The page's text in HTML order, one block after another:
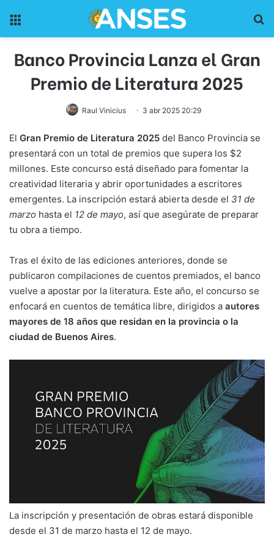
Banco Provincia Lanza el Gran
Premio de Literatura 2025
Raul Vinicius 3 abr 2025 20:29
El Gran Premio de Literatura 2025 del Banco Provincia se
presentará con un total de premios que supera los $2
millones. Este concurso está diseñado para fomentar la
creatividad literaria y abrir oportunidades a escritores
emergentes. La inscripción estará abierta desde el 31 de
marzo hasta el 12 de mayo, así que asegúrate de preparar
tu obra a tiempo.
Tras el éxito de las ediciones anteriores, donde se
publicaron compilaciones de cuentos premiados, el banco
vuelve a apostar por la literatura. Este año, el concurso se
enfocará en cuentos de temática libre, dirigidos a autores
mayores de 18 años que residan en la provincia o la
ciudad de Buenos Aires.
La inscripción y presentación de obras estará disponible
desde el 31 de marzo hasta el 12 de mayo.